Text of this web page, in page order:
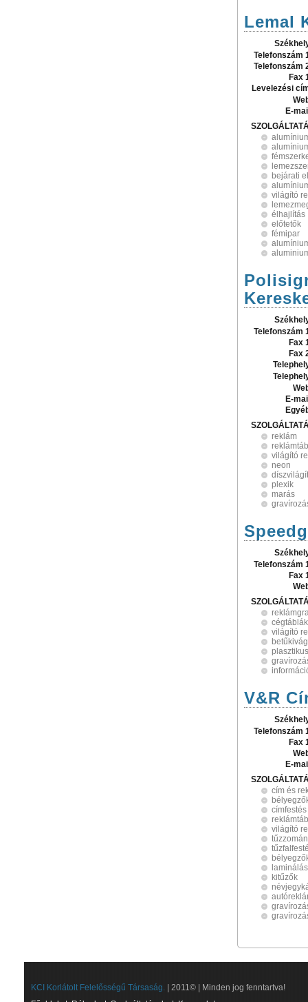
Lemal
Telefonszám
Telefonszám
Fax
Levelezési
E-
bejárati
világító
élhajlítás
előtetők
fémipar
Telefonszám
Fax
Fax
E-
reklám
világító
neon
plexik
marás
Telefonszám
Fax
cégtáblák
világító
V&R
Telefonszám
Fax
E-
cím és
címfestés
világító
laminálás
kitűzők
KCI Korlátolt Felelősségű Társaság. | 2011© | Minden jog fenntartva!